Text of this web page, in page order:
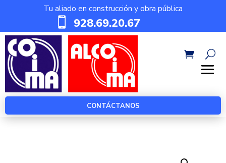
Tu aliado en construcción y obra pública
 928.69.20.67
CONTÁCTANOS